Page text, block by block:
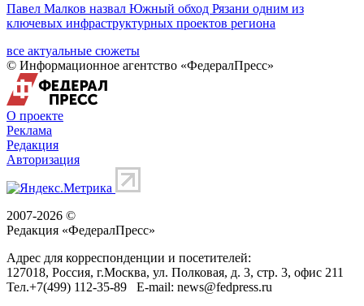
Павел Малков назвал Южный обход Рязани одним из
ключевых инфраструктурных проектов региона
все актуальные сюжеты
© Информационное агентство «ФедералПресс»
О проекте
Реклама
Редакция
Авторизация
2007-2026 ©
Редакция «ФедералПресс»
Адрес для корреспонденции и посетителей:
127018, Россия, г.Москва, ул. Полковая, д. 3, стр. 3, офис 211
Тел.+7(499) 112-35-89 E-mail: news@fedpress.ru